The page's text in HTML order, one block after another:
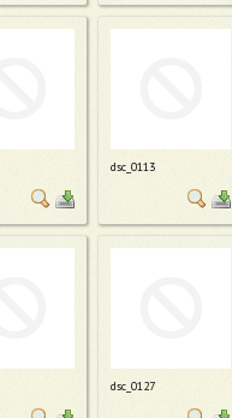
dsc_0113
dsc_0127